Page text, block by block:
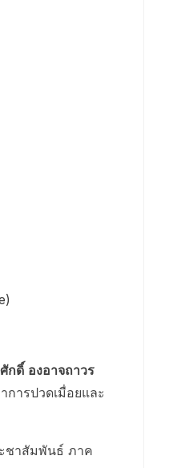
กดิ์ องอาจถาวร
การปวดเมื่อยและ
ชาสัมพันธ์ ภาค